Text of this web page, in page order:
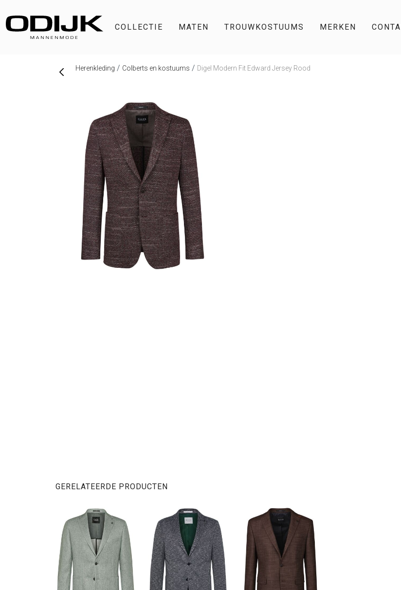
COLLECTIE MATEN TROUWKOSTUUMS MERKEN
Herenkleding Colberts en kostuums Digel Modern Fit Edward Jersey Rood
GERELATEERDE PRODUCTEN